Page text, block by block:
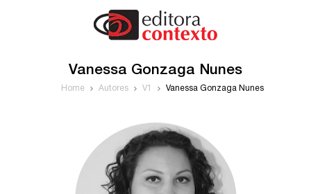
Vanessa Gonzaga Nunes
Home Autores V1 Vanessa Gonzaga Nunes